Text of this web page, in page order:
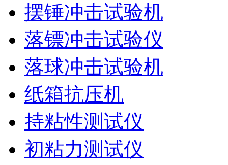
摆锤冲击试验机
落镖冲击试验仪
落球冲击试验机
纸箱抗压机
持粘性测试仪
初粘力测试仪